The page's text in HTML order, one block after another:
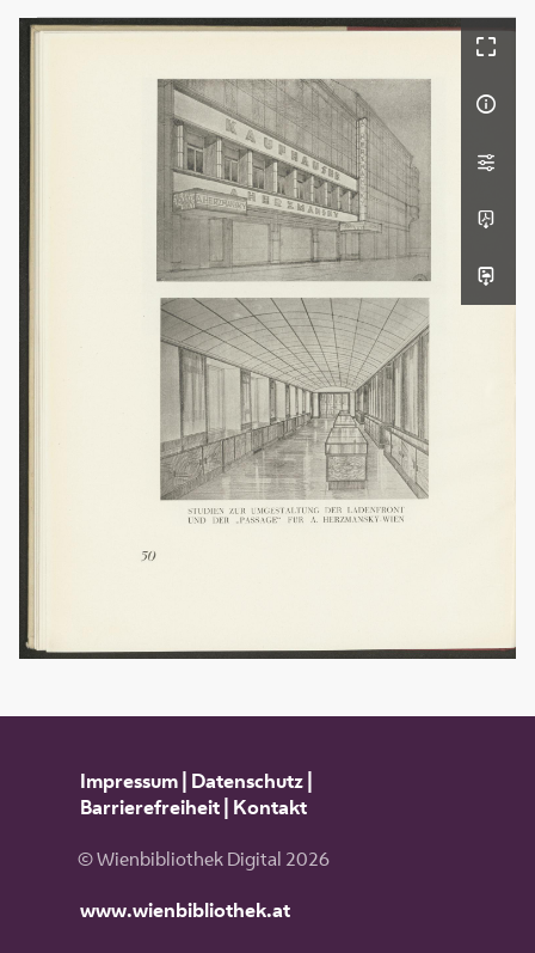
Impressum| Datenschutz|
Barrierefreiheit| Kontakt
© Wienbibliothek Digital 2026
www.wienbibliothek.at